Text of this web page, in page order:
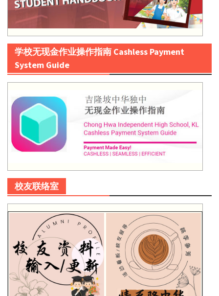
学校无现金作业操作指南 Cashless Payment
System Guide
校友联络室